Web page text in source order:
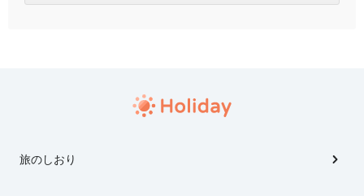
旅のしおり